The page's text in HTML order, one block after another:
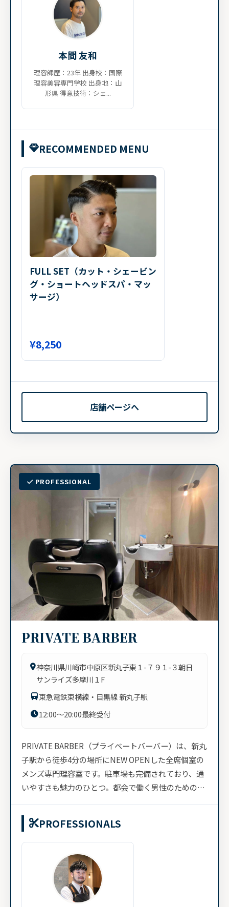
本間 友和
理容師歴：23年 出身校：国際
理容美容専門学校 出身地：山
形県 得意技術：シェ...
RECOMMENDED MENU
FULL SET（カット・シェービン
グ・ショートヘッドスパ・マッ
サージ）
¥8,250
店舗ページへ
PROFESSIONAL
PRIVATE BARBER
神奈川県川崎市中原区新丸子東１-７９１-３朝日
サンライズ多摩川１F
東急電鉄東横線・目黒線 新丸子駅
12:00～20:00最終受付
PRIVATE BARBER（プライベートバーバー）は、新丸
子駅から徒歩4分の場所にNEW OPENした全席個室の
メンズ専門理容室です。駐車場も完備されており、通
いやすさも魅力のひとつ。都会で働く男性のためのプ
PROFESSIONALS